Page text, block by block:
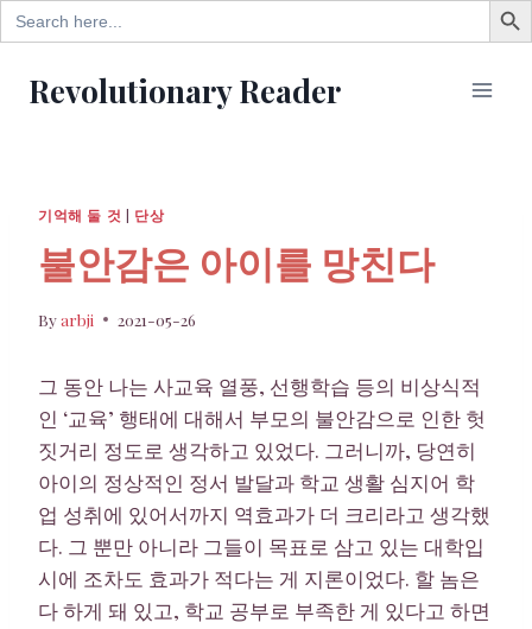
Search
for:
Revolutionary Reader
기억해 둘 것 | 단상
불안감은 아이를 망친다
Byarbji 2021-05-26
그 동안 나는 사교육 열풍, 선행학습 등의 비상식적
인 ‘교육’ 행태에 대해서 부모의 불안감으로 인한 헛
짓거리 정도로 생각하고 있었다. 그러니까, 당연히
아이의 정상적인 정서 발달과 학교 생활 심지어 학
업 성취에 있어서까지 역효과가 더 크리라고 생각했
다. 그 뿐만 아니라 그들이 목표로 삼고 있는 대학입
시에 조차도 효과가 적다는 게 지론이었다. 할 놈은
다 하게 돼 있고, 학교 공부로 부족한 게 있다고 하면